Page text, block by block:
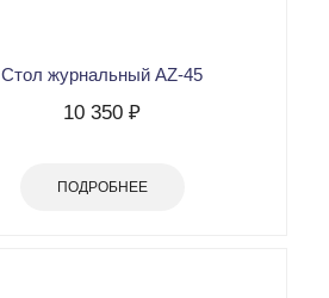
Стол журнальный AZ-45
10 350 ₽
ПОДРОБНЕЕ